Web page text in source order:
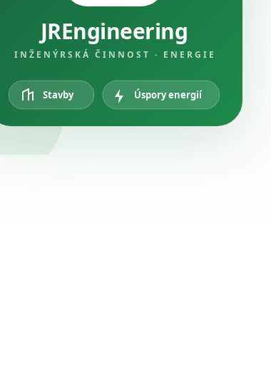
JREngineering
INŽENÝRSKÁ ČINNOST · ENERGIE
Stavby Úspory energií